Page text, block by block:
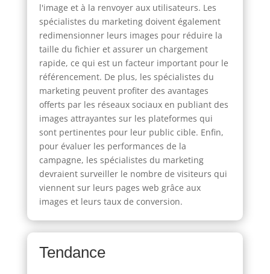
l'image et à la renvoyer aux utilisateurs. Les
spécialistes du marketing doivent également
redimensionner leurs images pour réduire la
taille du fichier et assurer un chargement
rapide, ce qui est un facteur important pour le
référencement. De plus, les spécialistes du
marketing peuvent profiter des avantages
offerts par les réseaux sociaux en publiant des
images attrayantes sur les plateformes qui
sont pertinentes pour leur public cible. Enfin,
pour évaluer les performances de la
campagne, les spécialistes du marketing
devraient surveiller le nombre de visiteurs qui
viennent sur leurs pages web grâce aux
images et leurs taux de conversion.
Tendance